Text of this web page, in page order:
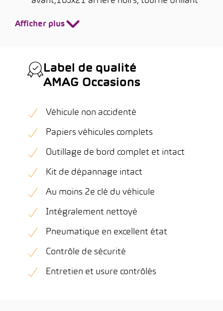
Afficher plus
Label de qualité
AMAG Occasions
Véhicule non accidenté
Papiers véhicules complets
Outillage de bord complet et intact
Kit de dépannage intact
Au moins 2e clé du véhicule
Intégralement nettoyé
Pneumatique en excellent état
Contrôle de sécurité
Entretien et usure contrôlés